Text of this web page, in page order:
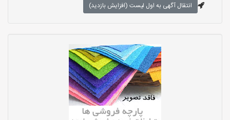
انتقال آگهی به اول لیست (افزایش بازدید)